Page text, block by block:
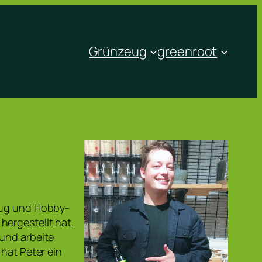
Grünzeug greenroot
und Hobby-
hat.
arbeite
Peter ein